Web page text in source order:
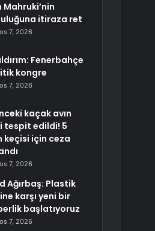
Mahruki’nin
itiraza ret
7, 2026
Fenerbahçe
kongre
7, 2026
kaçak avın
tespit edildi! 5
keçisi için ceza
7, 2026
Ağırbaş: Plastik
karşı yeni bir
başlatıyoruz
7, 2026